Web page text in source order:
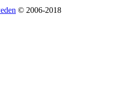
© 2006-2018